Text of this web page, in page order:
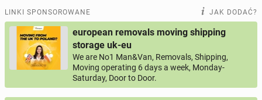
LINKI SPONSOROWANE JAK DODAĆ?
european removals moving shipping
storage uk-eu
We are No1 Man&Van, Removals, Shipping,
Moving operating 6 days a week, Monday-
Saturday, Door to Door.